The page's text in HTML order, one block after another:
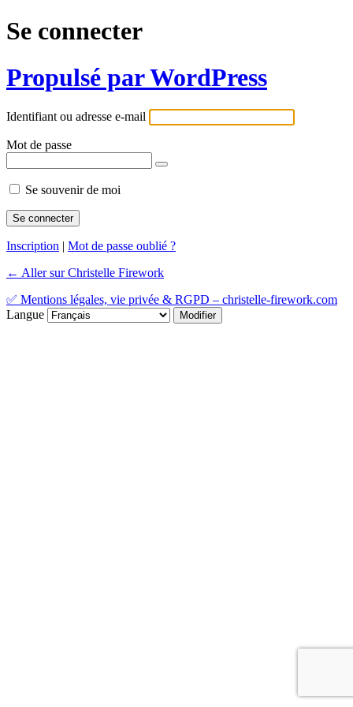
Se connecter
Propulsé par WordPress
Identifiant ou adresse e-mail
Mot de passe
Se souvenir de moi
Inscription | Mot de passe oublié ?
← Aller sur Christelle Firework
✅ Mentions légales, vie privée & RGPD – christelle-firework.com
Langue